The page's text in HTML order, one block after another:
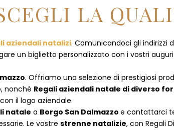
LA
aziendali natalizi. Comunicandoci gli indirizzi
un biglietto personalizzato con i vostri auguri
. Offriamo una selezione di prestigiosi
nonché Regali aziendali natale di diverso
il logo aziendale.
natale a Borgo San Dalmazzo e contattarci
Le vostre strenne natalizie, con Regali